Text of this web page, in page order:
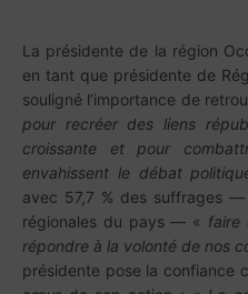
La présidente de la région
en tant que présidente de
souligné l’importance de
pour recréer des liens
croissante et pour
envahissent le débat
avec 57,7 % des suffrages
régionales du pays — « faire
répondre à la volonté de nos
présidente pose la confiance